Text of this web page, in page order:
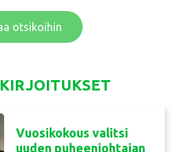
otsikoihin
Vuosikokous valitsi
uuden puheenjohtajan